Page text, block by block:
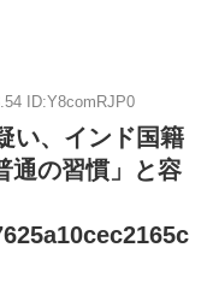
ID:Y8comRJP0
い、インド国籍
の習慣」と容